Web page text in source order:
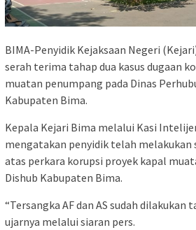
BIMA-Penyidik Kejaksaan Negeri
serah terima tahap dua kasus dugaan
muatan penumpang pada Dinas
Kabupaten Bima.
Kepala Kejari Bima melalui Kasi
mengatakan penyidik telah melakukan
atas perkara korupsi proyek kapal
Dishub Kabupaten Bima.
“Tersangka AF dan AS sudah dilakukan
ujarnya melalui siaran pers.